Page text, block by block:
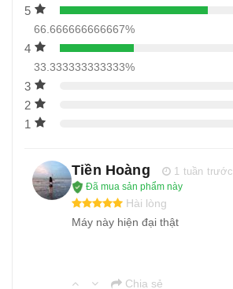
5
66.666666666667%
4
33.333333333333%
3
2
1
Tiền Hoàng
1 tuần trước
Đã mua sản phẩm này
Hài lòng
Máy này hiện đại thật
Chia sẻ